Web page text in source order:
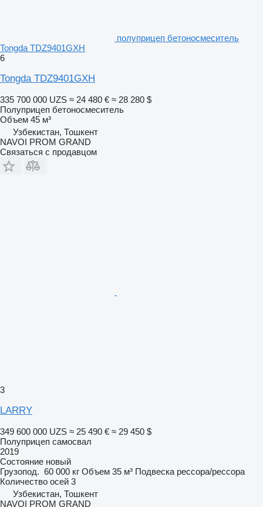
полуприцеп бетоносмеситель
Tongda TDZ9401GXH
6
Tongda TDZ9401GXH
335 700 000 UZS ≈ 24 480 € ≈ 28 280 $
Полуприцеп бетоносмеситель
Объем 45 м³
Узбекистан, Тошкент
NAVOI PROM GRAND
Связаться с продавцом
3
LARRY
349 600 000 UZS ≈ 25 490 € ≈ 29 450 $
Полуприцеп самосвал
2019
Состояние новый
Грузопод. 60 000 кг Объем 35 м³ Подвеска рессора/рессора
Количество осей 3
Узбекистан, Тошкент
NAVOI PROM GRAND